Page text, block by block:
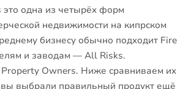
это одна из четырёх форм
недвижимости на кипрском
бизнесу обычно подходит Fire
и заводам — All Risks.
Owners. Ниже сравниваем их
выбрали правильный продукт ещё